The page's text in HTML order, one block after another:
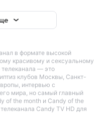
в формате высокой
красивому и сексуальному
телеканала — это
клубов Москвы, Санкт-
интервью с
мира, но самый главный
of the month и Candy of the
Candy TV HD для